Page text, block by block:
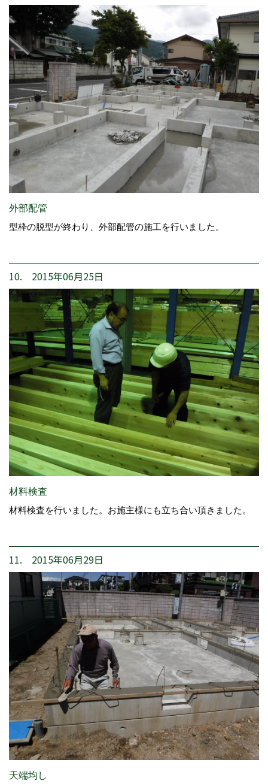
外部配管
型枠の脱型が終わり、外部配管の施工を行いました。
10. 2015年06月25日
材料検査
材料検査を行いました。お施主様にも立ち合い頂きました。
11. 2015年06月29日
天端均し